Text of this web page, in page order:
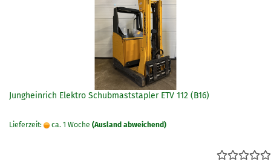
Jungheinrich Elektro Schubmaststapler ETV 112 (B16)
Lieferzeit: ca. 1 Woche (Ausland abweichend)